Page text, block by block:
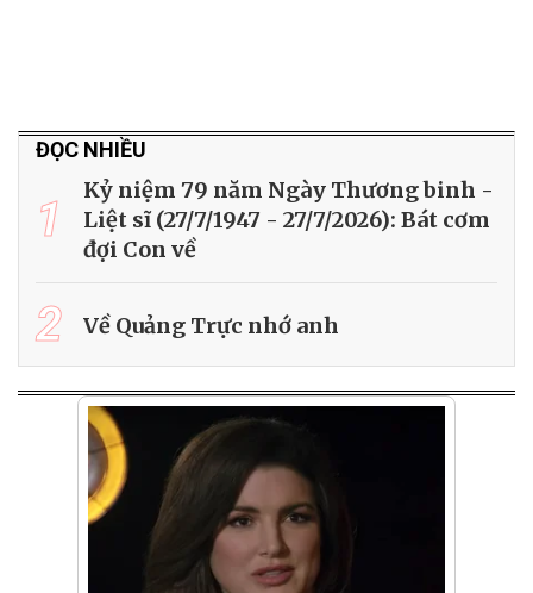
ĐỌC NHIỀU
1
Kỷ niệm 79 năm Ngày Thương binh -
Liệt sĩ (27/7/1947 - 27/7/2026): Bát cơm
đợi Con về
2 Về Quảng Trực nhớ anh